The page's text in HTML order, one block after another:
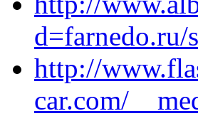
d=farnedo.ru/
http://
car.com/